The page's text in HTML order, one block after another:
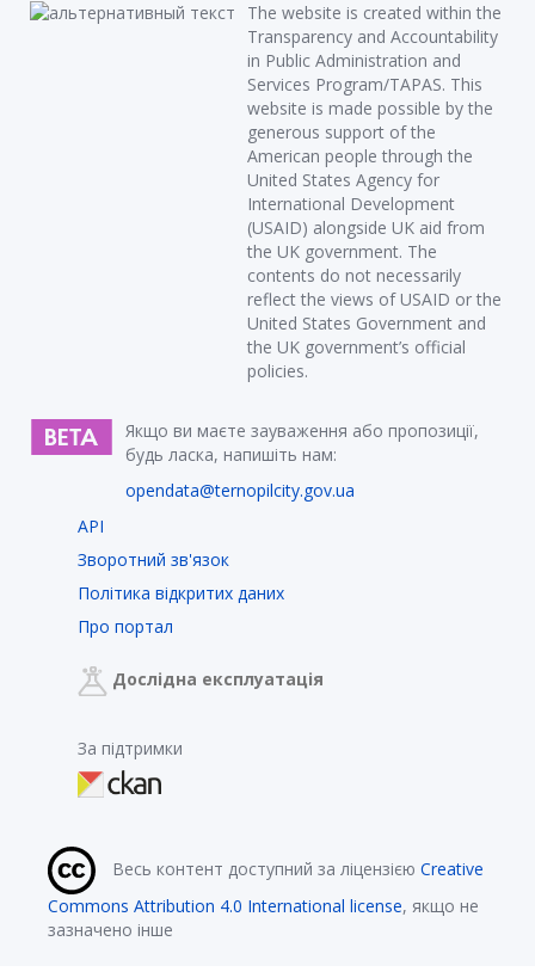
The website is created within the
Transparency and Accountability
in Public Administration and
Services Program/TAPAS. This
website is made possible by the
generous support of the
American people through the
United States Agency for
International Development
(USAID) alongside UK aid from
the UK government. The
contents do not necessarily
reflect the views of USAID or the
United States Government and
the UK government’s official
policies.
Якщо ви маєте зауваження або пропозиції,
будь ласка, напишіть нам:
opendata@ternopilcity.gov.ua
API
Зворотний зв'язок
Політика відкритих даних
Про портал
Дослідна експлуатація
За підтримки
Весь контент доступний за ліцензією Creative
Commons Attribution 4.0 International license, якщо не
зазначено інше